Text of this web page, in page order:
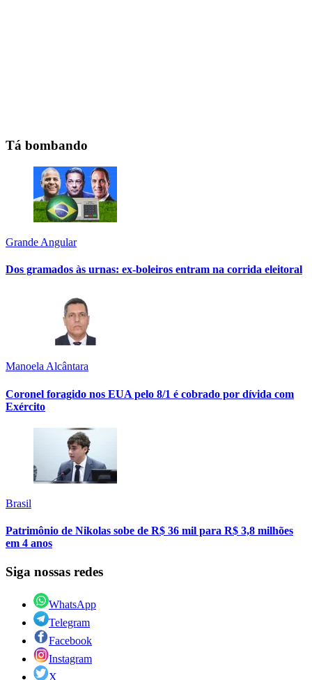
Tá bombando
Grande Angular
Dos gramados às urnas: ex-boleiros entram na corrida eleitoral
Manoela Alcântara
Coronel foragido nos EUA pelo 8/1 é cobrado por dívida com
Exército
Brasil
Patrimônio de Nikolas sobe de R$ 36 mil para R$ 3,8 milhões
em 4 anos
Siga nossas redes
WhatsApp
Telegram
Facebook
Instagram
X